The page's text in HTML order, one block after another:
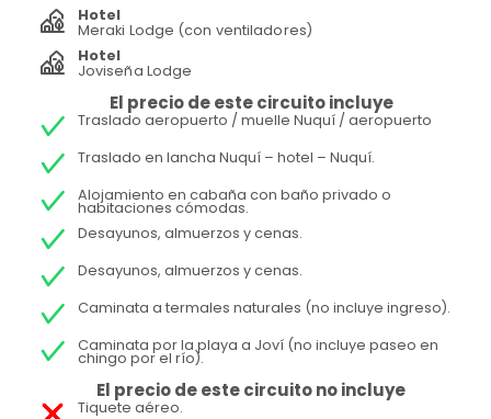
Hotel
Meraki Lodge (con ventiladores)
Hotel
Joviseña Lodge
El precio de este circuito incluye
Traslado aeropuerto / muelle Nuquí / aeropuerto
Traslado en lancha Nuquí – hotel – Nuquí.
Alojamiento en cabaña con baño privado o
habitaciones cómodas.
Desayunos, almuerzos y cenas.
Desayunos, almuerzos y cenas.
Caminata a termales naturales (no incluye ingreso).
Caminata por la playa a Joví (no incluye paseo en
chingo por el río).
El precio de este circuito no incluye
Tiquete aéreo.